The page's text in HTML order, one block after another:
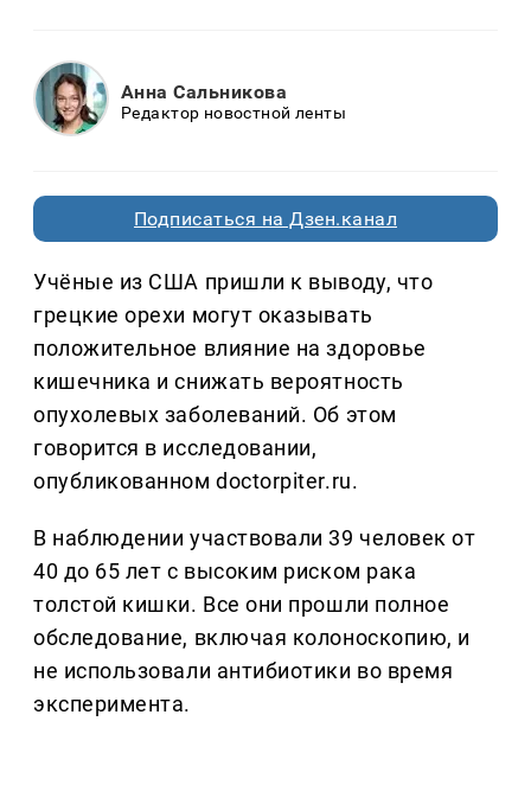
Анна Сальникова
Редактор новостной ленты
Подписаться на Дзен.канал
Учёные из США пришли к выводу, что
грецкие орехи могут оказывать
положительное влияние на здоровье
кишечника и снижать вероятность
опухолевых заболеваний. Об этом
говорится в исследовании,
опубликованном doctorpiter.ru.
В наблюдении участвовали 39 человек от
40 до 65 лет с высоким риском рака
толстой кишки. Все они прошли полное
обследование, включая колоноскопию, и
не использовали антибиотики во время
эксперимента.